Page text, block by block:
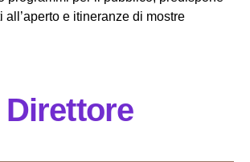
all’aperto e itineranze di mostre
Direttore